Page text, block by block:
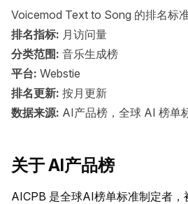
Voicemod Text to Song 的排名标
排名指标: 月访问量
分类范围: 音乐生成榜
平台: Webstie
排名更新: 按月更新
数据来源: AI产品榜，全球 AI 榜单
关于 AI产品榜
AICPB 是全球AI榜单标准制定者，